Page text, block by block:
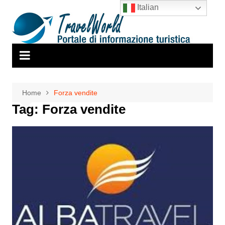
contenuto
Home Forza vendite
Tag: Forza vendite
Italian